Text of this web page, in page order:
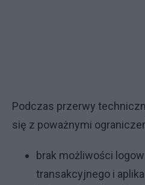
Podczas przerwy
się z poważnymi
brak możliwości
transakcyjnego i